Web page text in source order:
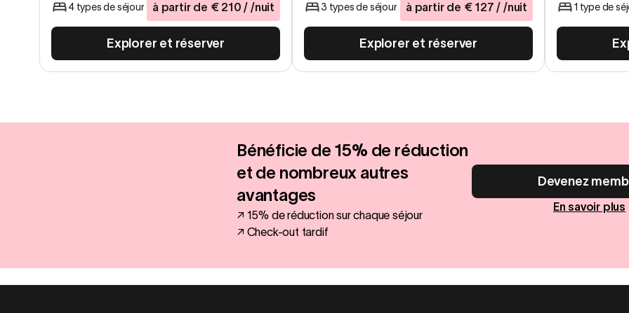
4 types de séjour à partir de € 210 / /nuit
Explorer et réserver
3 types de séjour à partir de € 127 / /nuit
Explorer et réserver
1 type de
Bénéficie de 15% de réduction
et de nombreux autres
avantages
↗ 15% de réduction sur chaque séjour
↗ Check-out tardif
Devenez
En savoir plus